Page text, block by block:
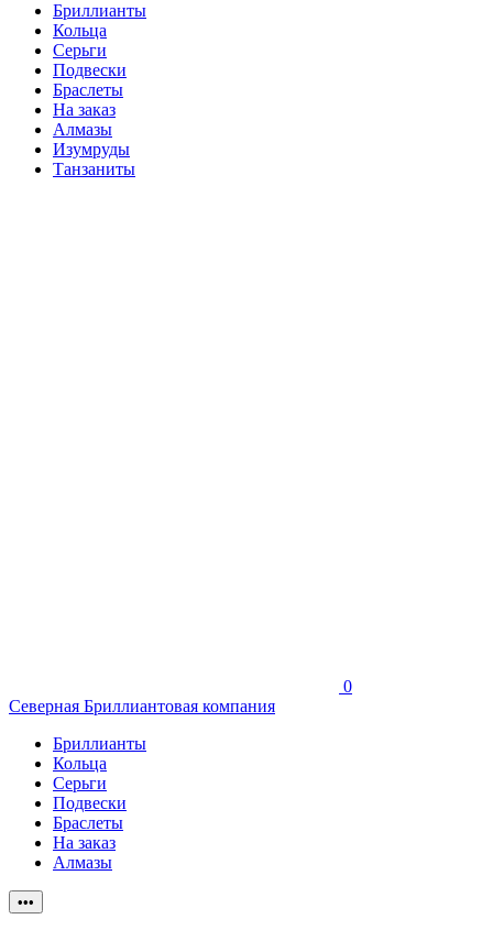
Бриллианты
Кольца
Серьги
Подвески
Браслеты
На заказ
Алмазы
Изумруды
Танзаниты
0
Северная Бриллиантовая компания
Бриллианты
Кольца
Серьги
Подвески
Браслеты
На заказ
Алмазы
•••